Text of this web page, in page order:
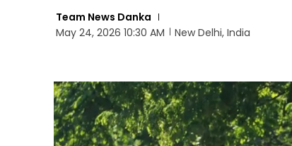
Team News Danka
May 24, 2026 10:30 AM
New Delhi, India